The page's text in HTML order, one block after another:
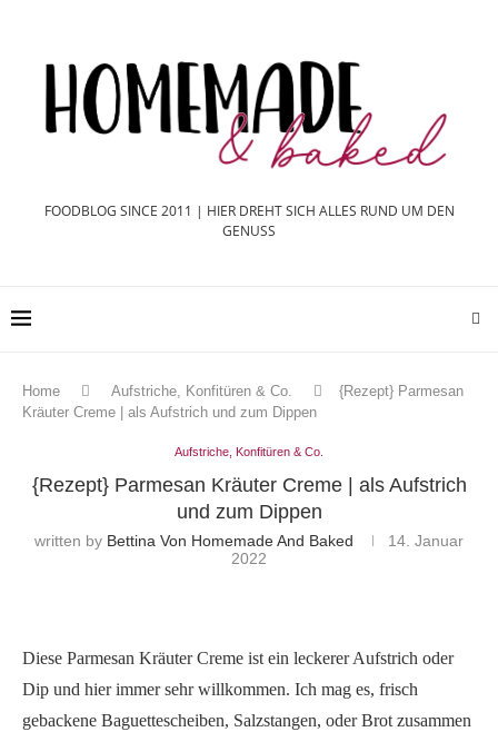
FOODBLOG SINCE 2011 | HIER DREHT SICH ALLES RUND UM DEN
GENUSS
Home Aufstriche, Konfitüren & Co.
{Rezept} Parmesan
Kräuter Creme | als Aufstrich und zum Dippen
Aufstriche, Konfitüren & Co.
{Rezept} Parmesan Kräuter Creme | als Aufstrich
und zum Dippen
written by Bettina Von Homemade And Baked
14. Januar
2022
Diese Parmesan Kräuter Creme ist ein leckerer Aufstrich oder
Dip und hier immer sehr willkommen. Ich mag es, frisch
gebackene Baguettescheiben, Salzstangen, oder Brot zusammen